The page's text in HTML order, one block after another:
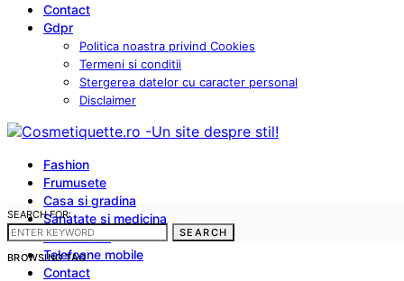
Contact
Gdpr
Politica noastra privind Cookies
Termeni si conditii
Stergerea datelor cu caracter personal
Disclaimer
Fashion
Frumusete
Casa si gradina
Sanatate si medicina
Cum sa fac
Telefoane mobile
Contact
SEARCH FOR:
SEARCH
BROWSING TAG